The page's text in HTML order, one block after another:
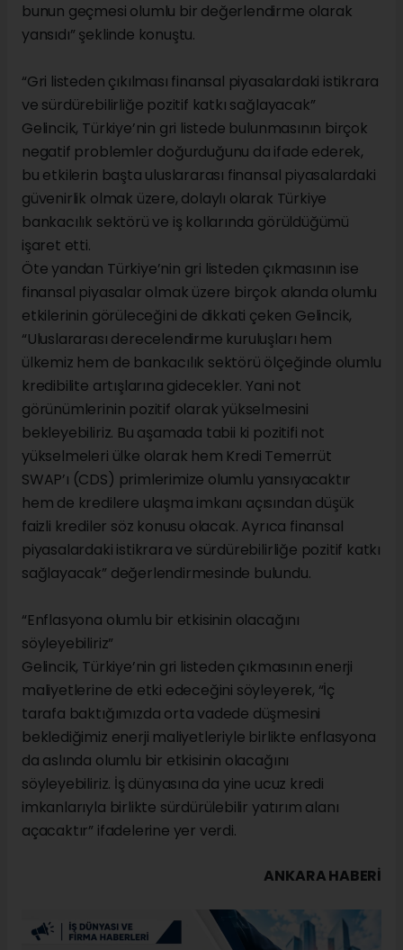
bunun geçmesi olumlu bir değerlendirme olarak
yansıdı” şeklinde konuştu.
“Gri listeden çıkılması finansal piyasalardaki istikrara
ve sürdürebilirliğe pozitif katkı sağlayacak”
Gelincik, Türkiye’nin gri listede bulunmasının birçok
negatif problemler doğurduğunu da ifade ederek,
bu etkilerin başta uluslararası finansal piyasalardaki
güvenirlik olmak üzere, dolaylı olarak Türkiye
bankacılık sektörü ve iş kollarında görüldüğümü
işaret etti.
Öte yandan Türkiye’nin gri listeden çıkmasının ise
finansal piyasalar olmak üzere birçok alanda olumlu
etkilerinin görüleceğini de dikkati çeken Gelincik,
“Uluslararası derecelendirme kuruluşları hem
ülkemiz hem de bankacılık sektörü ölçeğinde olumlu
kredibilite artışlarına gidecekler. Yani not
görünümlerinin pozitif olarak yükselmesini
bekleyebiliriz. Bu aşamada tabii ki pozitifi not
yükselmeleri ülke olarak hem Kredi Temerrüt
SWAP’ı (CDS) primlerimize olumlu yansıyacaktır
hem de kredilere ulaşma imkanı açısından düşük
faizli krediler söz konusu olacak. Ayrıca finansal
piyasalardaki istikrara ve sürdürebilirliğe pozitif katkı
sağlayacak” değerlendirmesinde bulundu.
“Enflasyona olumlu bir etkisinin olacağını
söyleyebiliriz”
Gelincik, Türkiye’nin gri listeden çıkmasının enerji
maliyetlerine de etki edeceğini söyleyerek, “İç
tarafa baktığımızda orta vadede düşmesini
beklediğimiz enerji maliyetleriyle birlikte enflasyona
da aslında olumlu bir etkisinin olacağını
söyleyebiliriz. İş dünyasına da yine ucuz kredi
imkanlarıyla birlikte sürdürülebilir yatırım alanı
açacaktır” ifadelerine yer verdi.
ANKARA HABERİ